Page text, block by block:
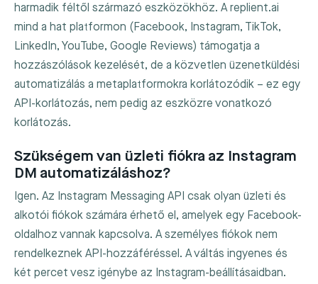
harmadik féltől származó eszközökhöz. A replient.ai
mind a hat platformon (Facebook, Instagram, TikTok,
LinkedIn, YouTube, Google Reviews) támogatja a
hozzászólások kezelését, de a közvetlen üzenetküldési
automatizálás a metaplatformokra korlátozódik – ez egy
API-korlátozás, nem pedig az eszközre vonatkozó
korlátozás.
Szükségem van üzleti fiókra az Instagram
DM automatizáláshoz?
Igen. Az Instagram Messaging API csak olyan üzleti és
alkotói fiókok számára érhető el, amelyek egy Facebook-
oldalhoz vannak kapcsolva. A személyes fiókok nem
rendelkeznek API-hozzáféréssel. A váltás ingyenes és
két percet vesz igénybe az Instagram-beállításaidban.